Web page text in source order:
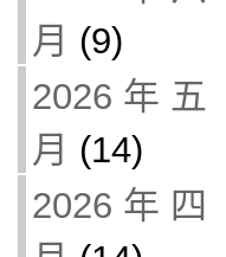
月 (9)
2026 年 五
月 (14)
2026 年 四